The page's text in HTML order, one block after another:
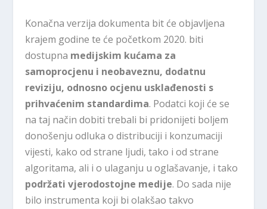
Konačna verzija dokumenta bit će objavljena
krajem godine te će početkom 2020. biti
dostupna medijskim kućama za
samoprocjenu i neobaveznu, dodatnu
reviziju, odnosno ocjenu usklađenosti s
prihvaćenim standardima. Podatci koji će se
na taj način dobiti trebali bi pridonijeti boljem
donošenju odluka o distribuciji i konzumaciji
vijesti, kako od strane ljudi, tako i od strane
algoritama, ali i o ulaganju u oglašavanje, i tako
podržati vjerodostojne medije. Do sada nije
bilo instrumenta koji bi olakšao takvo